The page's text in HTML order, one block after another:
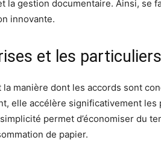
la gestion documentaire. Ainsi, se
innovante.
et les particuliers
manière dont les accords sont
elle accélère significativement
permet d’économiser du
de papier.